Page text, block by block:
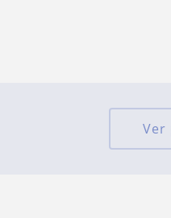
Ver